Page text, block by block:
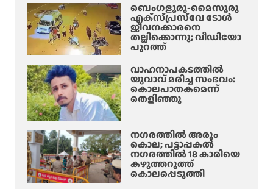
ന്ന
വ
രെ
ന്തി
പ്പി
ച്ച്
യ
ച
ർ
ച്ച
ബെംഗളൂരു-മൈസൂരു
എക്‌സ്‌പ്രസ്‌വേ ടോൾ
ജീവനക്കാരനെ
തല്ലിക്കൊന്നു; വീഡിയോ
പുറത്ത്
വാഹനാപകടത്തിൽ
യുവാവ് മരിച്ച സംഭവം:
കൊലപാതകമെന്ന്
തെളിഞ്ഞു
നഗരത്തിൽ അരും
കൊല; പട്ടാപ്പകൽ
നഗരത്തിൽ 18 കാരിയെ
കഴുത്തറുത്ത്
കൊലപ്പെടുത്തി